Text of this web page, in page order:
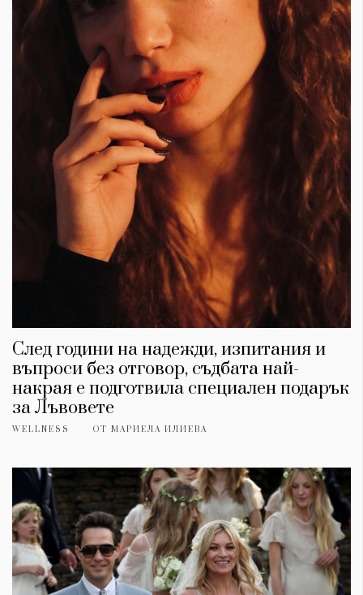
След години на надежди, изпитания и
въпроси без отговор, съдбата най-
накрая е подготвила специален подарък
за Лъвовете
WELLNESS ОТ МАРИЕЛА ИЛИЕВА